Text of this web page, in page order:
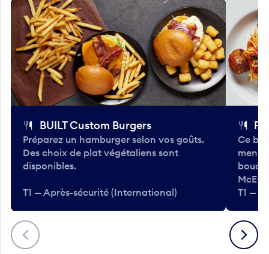
Précédent
BUILT Custom Burgers
Préparez un hamburger selon vos goûts.
Des choix de plat végétaliens sont
disponibles.
T1 — Après-sécurité (International)
Ce
menu
T1 —
Suivant